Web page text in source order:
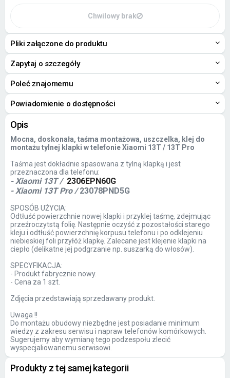
Chwilowy brak
Pliki załączone do produktu
Zapytaj o szczegóły
Poleć znajomemu
Powiadomienie o dostępności
Opis
Mocna, doskonała, taśma montażowa, uszczelka, klej do
montażu tylnej klapki w telefonie Xiaomi 13T / 13T Pro
Taśma jest dokładnie spasowana z tylną klapką i jest
przeznaczona dla telefonu:
- Xiaomi 13T / 2306EPN60G
- Xiaomi 13T Pro /23078PND5G
SPOSÓB UŻYCIA:
Odtłuść powierzchnie nowej klapki i przyklej taśmę, zdejmując
przeźroczytstą folię. Następnie oczyść z pozostałości starego
kleju i odtłuść powierzchnię korpusu telefonu i po odklejeniu
niebieskiej foli przyłóż klapkę. Zalecane jest klejenie klapki na
ciepło (delikatne jej podgrzanie np. suszarką do włosów).
SPECYFIKACJA:
- Produkt fabrycznie nowy.
- Cena za 1 szt.
Zdjęcia przedstawiają sprzedawany produkt.
Uwaga !!
Do montażu obudowy niezbędne jest posiadanie minimum
wiedzy z zakresu serwisu i napraw telefonów komórkowych.
Sugerujemy aby wymianę tego podzespołu zlecić
wyspecjaliowanemu serwisowi.
Produkty z tej samej kategorii